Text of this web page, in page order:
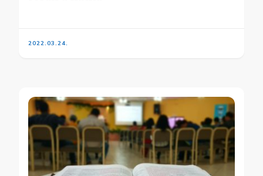
2022.03.24.